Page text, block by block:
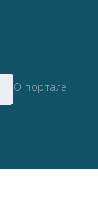
О портале